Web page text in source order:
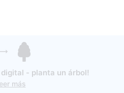
- planta un árbol!
más